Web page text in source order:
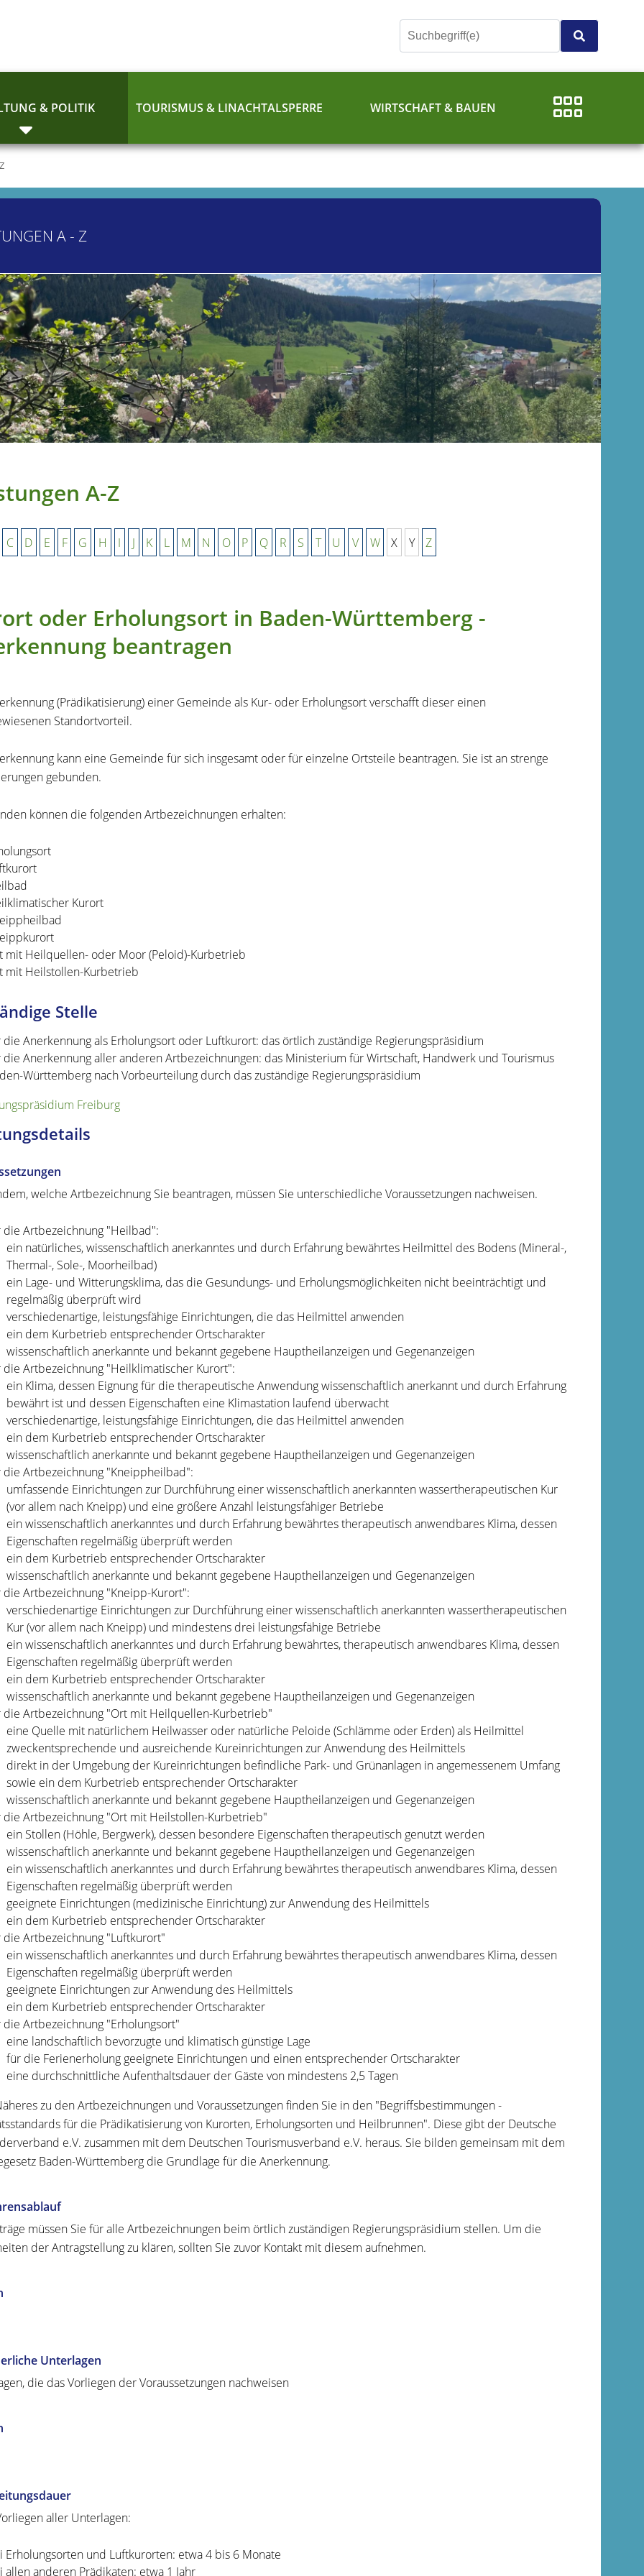
& POLITIK TOURISMUS & LINACHTALSPERRE WIRTSCHAFT & BAUEN
A - Z
A-Z
C D E F G H I J K L M N O P Q R S T U V W X Y Z
oder Erholungsort in Baden-Württemberg -
beantragen
(Prädikatisierung) einer Gemeinde als Kur- oder Erholungsort verschafft dieser einen
Standortvorteil.
kann eine Gemeinde für sich insgesamt oder für einzelne Ortsteile beantragen. Sie ist an strenge
gebunden.
können die folgenden Artbezeichnungen erhalten:
Kurort
mit Heilquellen- oder Moor (Peloid)-Kurbetrieb
mit Heilstollen-Kurbetrieb
Stelle
die Anerkennung als Erholungsort oder Luftkurort: das örtlich zuständige Regierungspräsidium
die Anerkennung aller anderen Artbezeichnungen: das Ministerium für Wirtschaft, Handwerk und Tourismus
Württemberg nach Vorbeurteilung durch das zuständige Regierungspräsidium
Freiburg
welche Artbezeichnung Sie beantragen, müssen Sie unterschiedliche Voraussetzungen nachweisen.
die Artbezeichnung "Heilbad":
ein natürliches, wissenschaftlich anerkanntes und durch Erfahrung bewährtes Heilmittel des Bodens (Mineral-,
Thermal-, Sole-, Moorheilbad)
ein Lage- und Witterungsklima, das die Gesundungs- und Erholungsmöglichkeiten nicht beeinträchtigt und
regelmäßig überprüft wird
verschiedenartige, leistungsfähige Einrichtungen, die das Heilmittel anwenden
ein dem Kurbetrieb entsprechender Ortscharakter
wissenschaftlich anerkannte und bekannt gegebene Hauptheilanzeigen und Gegenanzeigen
die Artbezeichnung "Heilklimatischer Kurort":
ein Klima, dessen Eignung für die therapeutische Anwendung wissenschaftlich anerkannt und durch Erfahrung
bewährt ist und dessen Eigenschaften eine Klimastation laufend überwacht
verschiedenartige, leistungsfähige Einrichtungen, die das Heilmittel anwenden
ein dem Kurbetrieb entsprechender Ortscharakter
wissenschaftlich anerkannte und bekannt gegebene Hauptheilanzeigen und Gegenanzeigen
die Artbezeichnung "Kneippheilbad":
umfassende Einrichtungen zur Durchführung einer wissenschaftlich anerkannten wassertherapeutischen Kur
(vor allem nach Kneipp) und eine größere Anzahl leistungsfähiger Betriebe
ein wissenschaftlich anerkanntes und durch Erfahrung bewährtes therapeutisch anwendbares Klima, dessen
Eigenschaften regelmäßig überprüft werden
ein dem Kurbetrieb entsprechender Ortscharakter
wissenschaftlich anerkannte und bekannt gegebene Hauptheilanzeigen und Gegenanzeigen
die Artbezeichnung "Kneipp-Kurort":
verschiedenartige Einrichtungen zur Durchführung einer wissenschaftlich anerkannten wassertherapeutischen
Kur (vor allem nach Kneipp) und mindestens drei leistungsfähige Betriebe
ein wissenschaftlich anerkanntes und durch Erfahrung bewährtes, therapeutischanwendbares Klima, dessen
Eigenschaften regelmäßig überprüft werden
ein dem Kurbetrieb entsprechender Ortscharakter
wissenschaftlich anerkannte und bekannt gegebene Hauptheilanzeigen und Gegenanzeigen
die Artbezeichnung "Ort mit Heilquellen-Kurbetrieb"
eine Quelle mit natürlichem Heilwasser oder natürliche Peloide (Schlämme oder Erden) als Heilmittel
zweckentsprechende und ausreichende Kureinrichtungen zur Anwendung des Heilmittels
direkt in der Umgebung der Kureinrichtungen befindliche Park- und Grünanlagen in angemessenem Umfang
sowie ein dem Kurbetrieb entsprechender Ortscharakter
wissenschaftlich anerkannte und bekannt gegebene Hauptheilanzeigen und Gegenanzeigen
die Artbezeichnung "Ort mit Heilstollen-Kurbetrieb"
ein Stollen (Höhle, Bergwerk), dessen besondere Eigenschaften therapeutisch genutzt werden
wissenschaftlich anerkannte und bekannt gegebene Hauptheilanzeigen und Gegenanzeigen
ein wissenschaftlich anerkanntes und durch Erfahrung bewährtes therapeutisch anwendbares Klima, dessen
Eigenschaften regelmäßig überprüft werden
geeignete Einrichtungen (medizinische Einrichtung) zur Anwendung des Heilmittels
ein dem Kurbetrieb entsprechender Ortscharakter
die Artbezeichnung "Luftkurort"
ein wissenschaftlich anerkanntes und durch Erfahrung bewährtes therapeutisch anwendbares Klima, dessen
Eigenschaften regelmäßig überprüft werden
geeignete Einrichtungen zur Anwendung des Heilmittels
ein dem Kurbetrieb entsprechender Ortscharakter
die Artbezeichnung "Erholungsort"
eine landschaftlich bevorzugte und klimatisch günstige Lage
für die Ferienerholung geeignete Einrichtungen und einen entsprechender Ortscharakter
eine durchschnittliche Aufenthaltsdauer der Gäste von mindestens 2,5 Tagen
zu den Artbezeichnungen und Voraussetzungen finden Sie in den "Begriffsbestimmungen -
für die Prädikatisierung von Kurorten, Erholungsorten und Heilbrunnen". Diese gibt der Deutsche
e.V. zusammen mit dem Deutschen Tourismusverband e.V. heraus. Sie bilden gemeinsam mit dem
Baden-Württemberg die Grundlage für die Anerkennung.
müssen Sie für alle Artbezeichnungen beim örtlich zuständigen Regierungspräsidium stellen. Um die
der Antragstellung zu klären, sollten Sie zuvor Kontakt mit diesem aufnehmen.
Unterlagen
die das Vorliegen der Voraussetzungen nachweisen
aller Unterlagen:
Erholungsorten und Luftkurorten: etwa 4 bis 6 Monate
allen anderen Prädikaten: etwa 1 Jahr